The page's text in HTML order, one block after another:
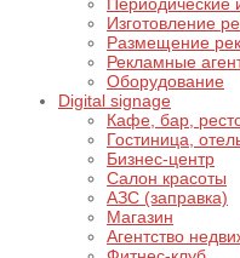
Изготовление
Размещение
Рекламные
Оборудование
Digital signage
Кафе, бар,
Гостиница,
Бизнес-центр
Салон красоты
АЗС (заправка)
Магазин
Агентство